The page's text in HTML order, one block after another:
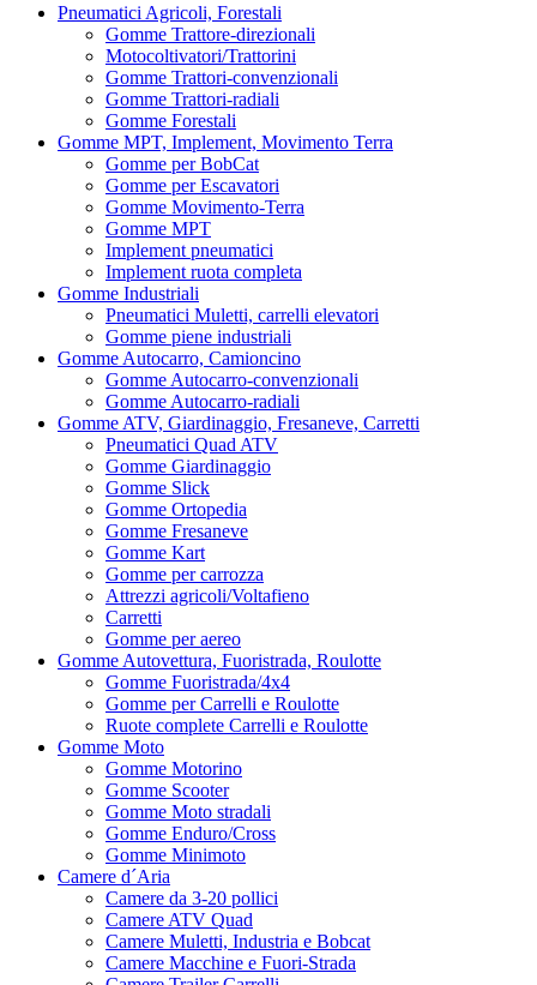
Pneumatici Agricoli, Forestali
Gomme Trattore-direzionali
Motocoltivatori/Trattorini
Gomme Trattori-convenzionali
Gomme Trattori-radiali
Gomme Forestali
Gomme MPT, Implement, Movimento Terra
Gomme per BobCat
Gomme per Escavatori
Gomme Movimento-Terra
Gomme MPT
Implement pneumatici
Implement ruota completa
Gomme Industriali
Pneumatici Muletti, carrelli elevatori
Gomme piene industriali
Gomme Autocarro, Camioncino
Gomme Autocarro-convenzionali
Gomme Autocarro-radiali
Gomme ATV, Giardinaggio, Fresaneve, Carretti
Pneumatici Quad ATV
Gomme Giardinaggio
Gomme Slick
Gomme Ortopedia
Gomme Fresaneve
Gomme Kart
Gomme per carrozza
Attrezzi agricoli/Voltafieno
Carretti
Gomme per aereo
Gomme Autovettura, Fuoristrada, Roulotte
Gomme Fuoristrada/4x4
Gomme per Carrelli e Roulotte
Ruote complete Carrelli e Roulotte
Gomme Moto
Gomme Motorino
Gomme Scooter
Gomme Moto stradali
Gomme Enduro/Cross
Gomme Minimoto
Camere d´Aria
Camere da 3-20 pollici
Camere ATV Quad
Camere Muletti, Industria e Bobcat
Camere Macchine e Fuori-Strada